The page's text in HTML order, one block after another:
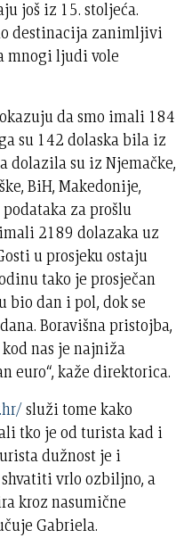
još iz 15. stoljeća.
destinacija zanimljivi
mnogi ljudi vole
da smo imali 184
su 142 dolaska bila iz
dolazila su iz Njemačke,
BiH, Makedonije,
za prošlu
2189 dolazaka uz
u prosjeku ostaju
tako je prosječan
bio dan i pol, dok se
Boravišna pristojba,
nas je najniža
euro“, kaže direktorica.
služi tome kako
tko je od turista kad i
dužnost je i
vrlo ozbiljno, a
kroz nasumične
Gabriela.